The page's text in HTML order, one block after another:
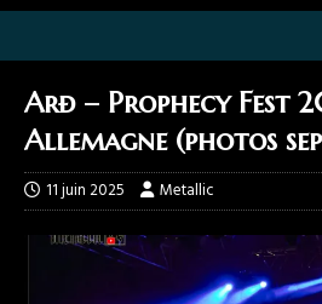
Arð – Prophecy Fest
Allemagne (photos
11 juin 2025 Metallic